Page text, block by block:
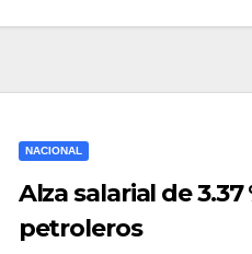
NACIONAL
Alza salarial de 3.37
petroleros